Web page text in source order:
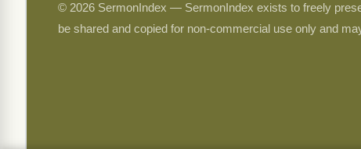
© 2026 SermonIndex — SermonIndex exists to freely
be shared and copied for non-commercial use only and